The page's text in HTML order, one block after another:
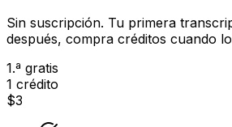
Sin suscripción. Tu primera
después, compra créditos cuando
1.ª gratis
1 crédito
$3